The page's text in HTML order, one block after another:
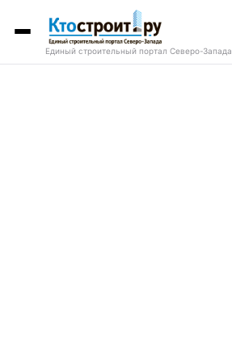
Единый строительный портал Северо-Запада